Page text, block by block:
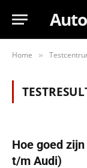
Home »
Hoe goed
t/m Audi)